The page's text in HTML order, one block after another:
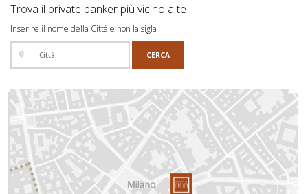
Trova il private banker più vicino a te
Inserire il nome della Città e non la sigla